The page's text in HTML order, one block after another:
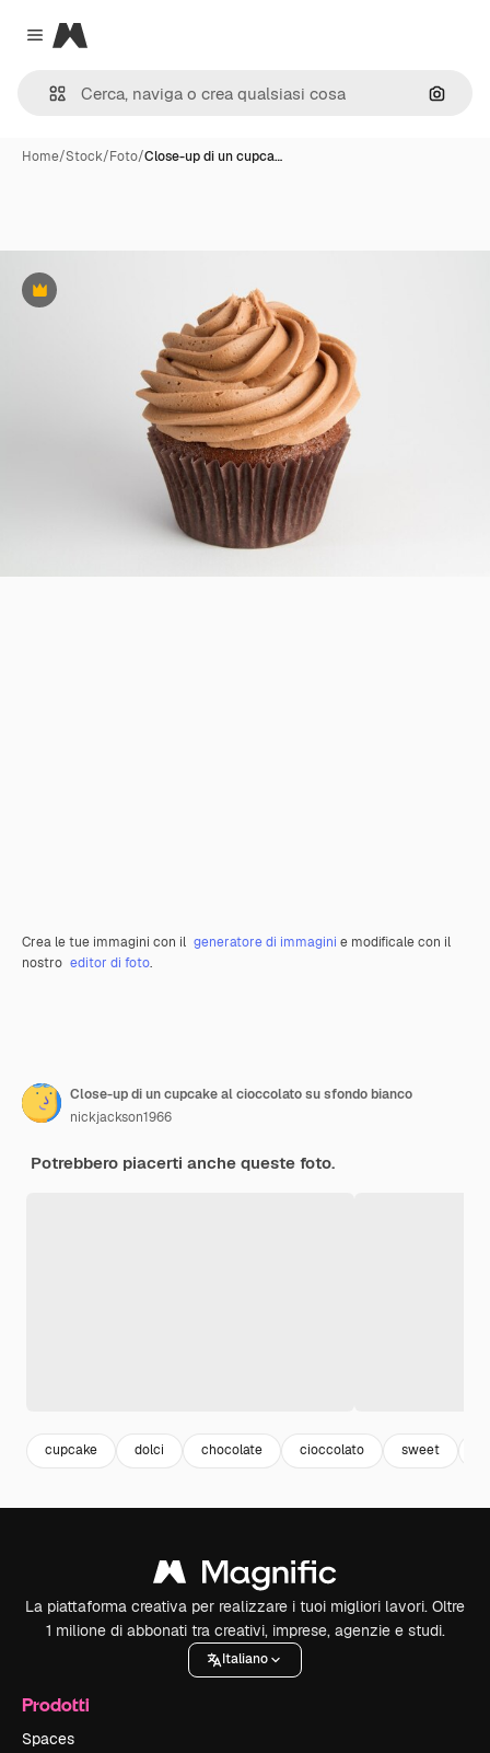
Close menu
Magnific
Cerca
Home/Stock/Foto/Close-up di un cupca…
Premium
Crea le tue immagini con il generatore di immagini e modificale con il
nostro editor di foto.
Close-up di un cupcake al cioccolato su sfondo bianco
nickjackson1966
Potrebbero piacerti anche queste foto.
cupcake dolci chocolate cioccolato sweet
La piattaforma creativa per realizzare i tuoi migliori lavori. Oltre
1 milione di abbonati tra creativi, imprese, agenzie e studi.
Italiano
Prodotti
Spaces